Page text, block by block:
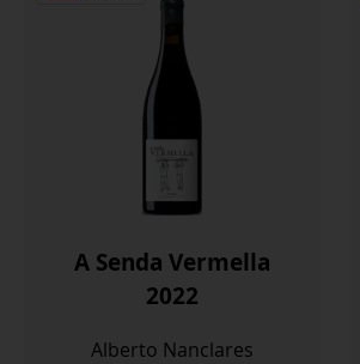
A Senda Vermella
2022
Alberto Nanclares